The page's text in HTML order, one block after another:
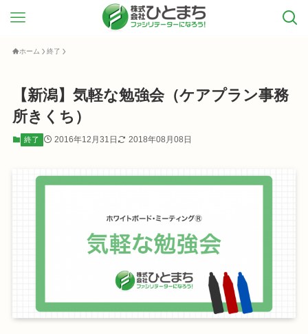
ホーム 終了
【新潟】気軽な勉強会（ケアプラン事務
所きくち）
終了 2016年12月31日 2018年08月08日